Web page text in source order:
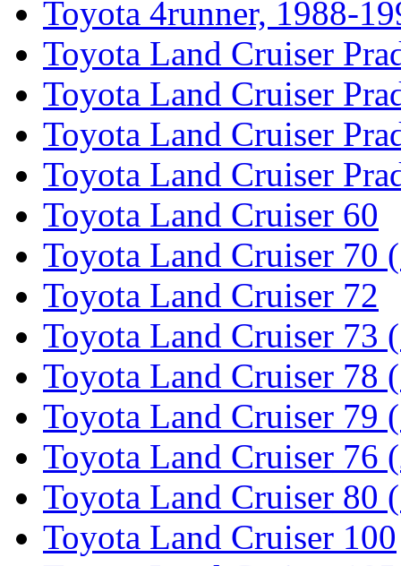
Toyota 4runner, 1988-
Toyota Land Cruiser
Toyota Land Cruiser
Toyota Land Cruiser
Toyota Land Cruiser
Toyota Land Cruiser 60
Toyota Land Cruiser 70
Toyota Land Cruiser 72
Toyota Land Cruiser 73
Toyota Land Cruiser 78
Toyota Land Cruiser 79
Toyota Land Cruiser 76
Toyota Land Cruiser 80
Toyota Land Cruiser 100